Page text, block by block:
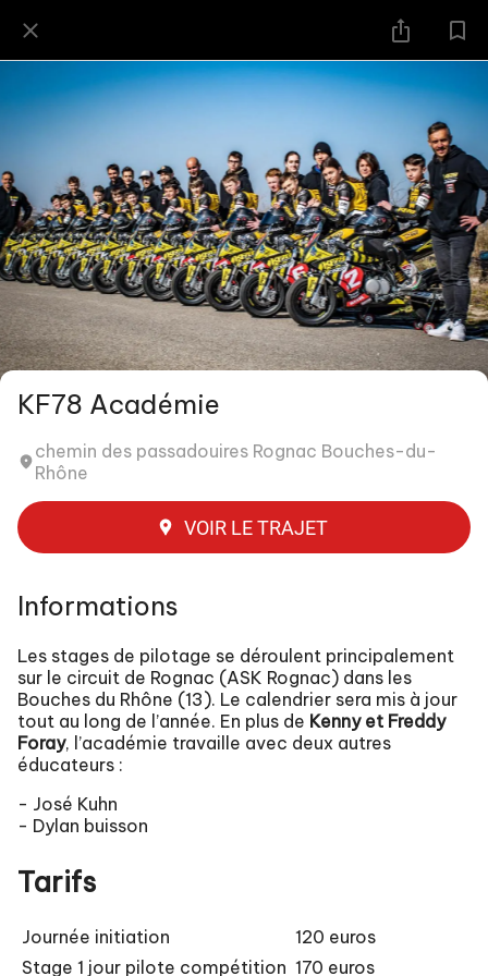
KF78 Académie
chemin des passadouires Rognac Bouches-du-
Rhône
VOIR LE TRAJET
Informations
Les stages de pilotage se déroulent principalement
sur le circuit de Rognac (ASK Rognac) dans les
Bouches du Rhône (13). Le calendrier sera mis à jour
tout au long de l’année. En plus de Kenny et Freddy
Foray, l’académie travaille avec deux autres
éducateurs :
- José Kuhn
- Dylan buisson
Tarifs
Journée initiation
120 euros
Stage 1 jour pilote compétition 170 euros